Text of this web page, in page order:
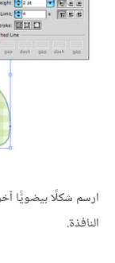
ارسم شكلًا بيضويًّا
النافذة.